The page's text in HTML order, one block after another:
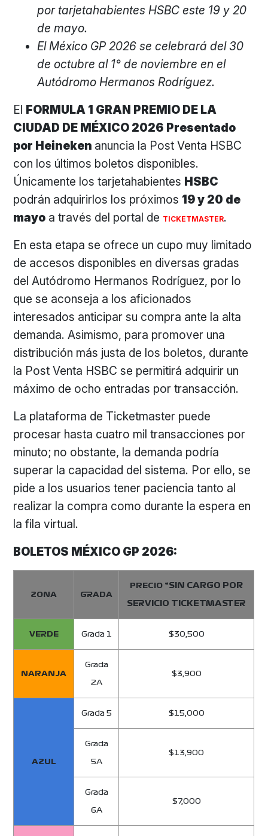
por tarjetahabientes HSBC este 19 y 20
de mayo.
El México GP 2026 se celebrará del 30
de octubre al 1° de noviembre en el
Autódromo Hermanos Rodríguez.
El FORMULA 1 GRAN PREMIO DE LA
CIUDAD DE MÉXICO 2026 Presentado
por Heineken anuncia la Post Venta HSBC
con los últimos boletos disponibles.
Únicamente los tarjetahabientes HSBC
podrán adquirirlos los próximos 19 y 20 de
mayo a través del portal de TICKETMASTER.
En esta etapa se ofrece un cupo muy limitado
de accesos disponibles en diversas gradas
del Autódromo Hermanos Rodríguez, por lo
que se aconseja a los aficionados
interesados anticipar su compra ante la alta
demanda. Asimismo, para promover una
distribución más justa de los boletos, durante
la Post Venta HSBC se permitirá adquirir un
máximo de ocho entradas por transacción.
La plataforma de Ticketmaster puede
procesar hasta cuatro mil transacciones por
minuto; no obstante, la demanda podría
superar la capacidad del sistema. Por ello, se
pide a los usuarios tener paciencia tanto al
realizar la compra como durante la espera en
la fila virtual.
BOLETOS MÉXICO GP 2026:
ZONA GRADA
PRECIO *SIN CARGO POR
SERVICIO TICKETMASTER
VERDE Grada 1 $30,500
NARANJA
Grada
2A
$3,900
AZUL
Grada 5 $15,000
Grada
5A
$13,900
Grada
6A
$7,000